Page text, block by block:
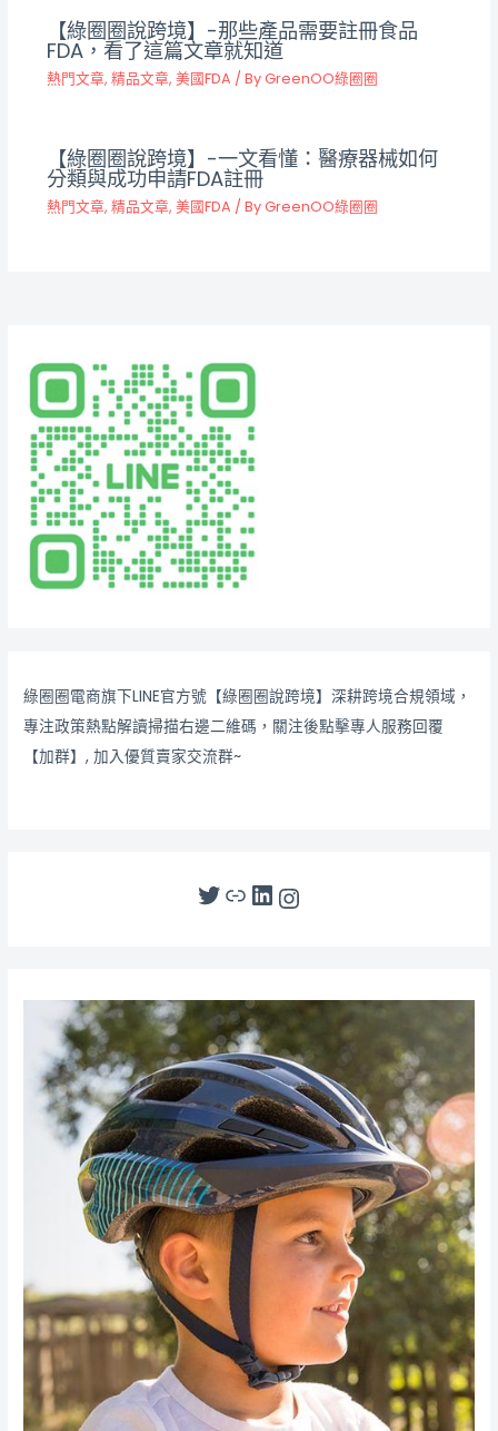
【綠圈圈說跨境】-那些產品需要註冊食品
FDA，看了這篇文章就知道
熱門文章, 精品文章, 美國FDA / ByGreenOO綠圈圈
【綠圈圈說跨境】-一文看懂：醫療器械如何
分類與成功申請FDA註冊
熱門文章, 精品文章, 美國FDA / ByGreenOO綠圈圈
綠圈圈電商旗下LINE官方號【綠圈圈說跨境】深耕跨境合規領域，
專注政策熱點解讀掃描右邊二維碼，關注後點擊專人服務回覆
【加群】, 加入優質賣家交流群~